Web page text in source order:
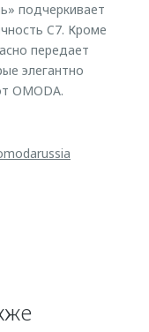
подчеркивает
C7. Кроме
передает
элегантно
OMODA.